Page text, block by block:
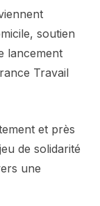
soutien
lancement
Travail
et près
de solidarité
une